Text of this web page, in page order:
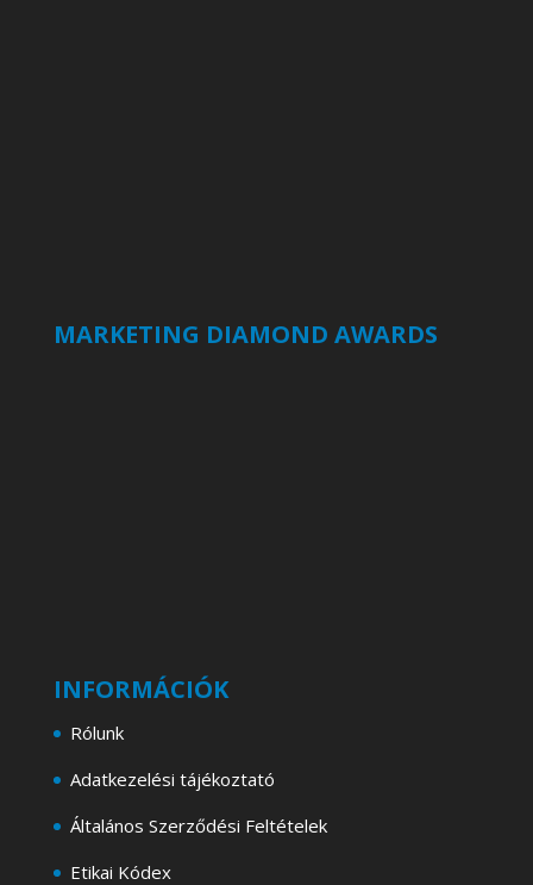
MARKETING DIAMOND AWARDS
INFORMÁCIÓK
Rólunk
Adatkezelési tájékoztató
Általános Szerződési Feltételek
Etikai Kódex